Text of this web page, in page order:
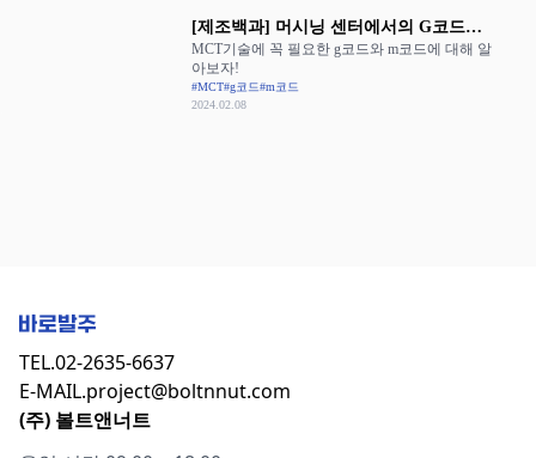
[제조백과] 머시닝 센터에서의 G코드와
M코드 활용
MCT기술에 꼭 필요한 g코드와 m코드에 대해 알
아보자!
#MCT#g코드#m코드
2024.02.08
TEL.02-2635-6637
E-MAIL.project@boltnnut.com
(주) 볼트앤너트